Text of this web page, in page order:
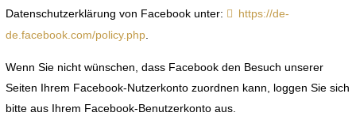
Datenschutzerklärung von Facebook unter:
https://de-
de.facebook.com/policy.php
Wenn Sie nicht wünschen, dass Facebook den Besuch unserer
Seiten Ihrem Facebook-Nutzerkonto zuordnen kann, loggen Sie sich
bitte aus Ihrem Facebook-Benutzerkonto aus.